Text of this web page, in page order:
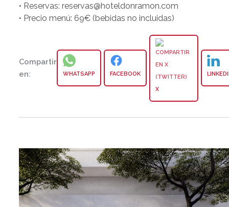
• Reservas: reservas@hoteldonramon.com
• Precio menú: 69€ (bebidas no incluidas)
Compartir
en:
WHATSAPP FACEBOOK
X